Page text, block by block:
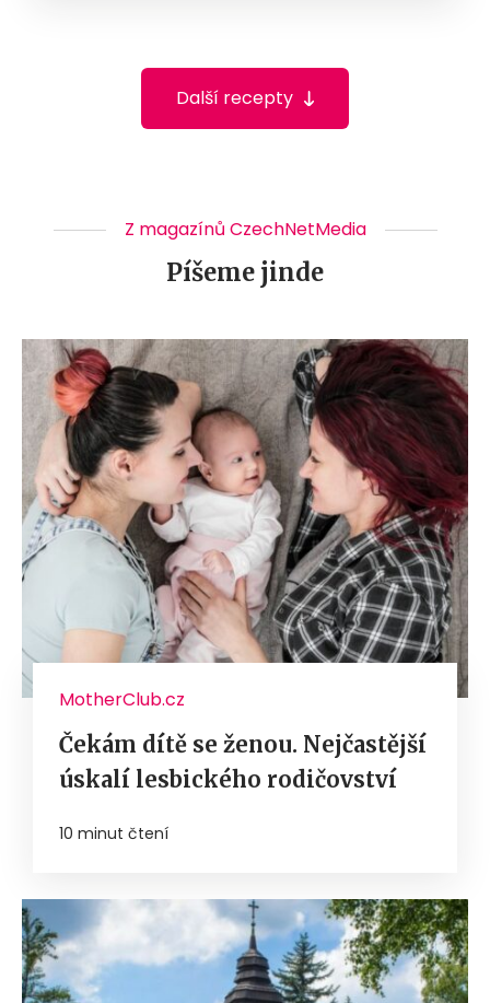
Další recepty
Z magazínů CzechNetMedia
Píšeme jinde
MotherClub.cz
Čekám dítě se ženou. Nejčastější
úskalí lesbického rodičovství
10 minut čtení